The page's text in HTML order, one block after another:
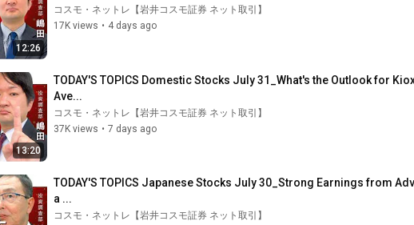
12:26
コスモ・ネットレ【岩井コスモ証券 ネット取引】
17K views • 4 days ago
13:20
TODAY'S TOPICS Domestic Stocks July 31_What's the Outlook for
Ave...
コスモ・ネットレ【岩井コスモ証券 ネット取引】
37K views • 7 days ago
TODAY'S TOPICS Japanese Stocks July 30_Strong Earnings from
a ...
コスモ・ネットレ【岩井コスモ証券 ネット取引】